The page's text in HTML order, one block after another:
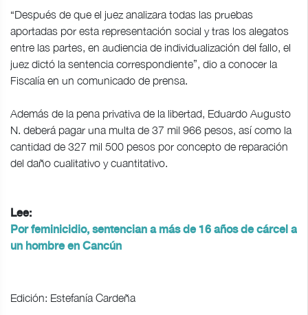
“Después de que el juez analizara todas las pruebas
aportadas por esta representación social y tras los alegatos
entre las partes, en audiencia de individualización del fallo, el
juez dictó la sentencia correspondiente”, dio a conocer la
Fiscalía en un comunicado de prensa.
Además de la pena privativa de la libertad, Eduardo Augusto
N. deberá pagar una multa de 37 mil 966 pesos, así como la
cantidad de 327 mil 500 pesos por concepto de reparación
del daño cualitativo y cuantitativo.
Lee:
Por feminicidio, sentencian a más de 16 años de cárcel a
un hombre en Cancún
Edición: Estefanía Cardeña